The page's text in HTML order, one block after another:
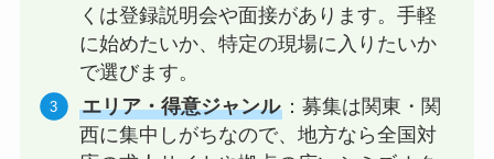
くは登録説明会や面接があります。手軽
に始めたいか、特定の現場に入りたいか
で選びます。
エリア・得意ジャンル：募集は関東・関
西に集中しがちなので、地方なら全国対